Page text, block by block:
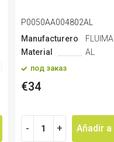
P0050AA004802AL
Manufacturero
Material
AL
под заказ
€34
- + Añadir